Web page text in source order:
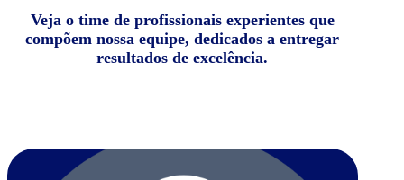
Veja o time de profissionais experientes que
compõem nossa equipe, dedicados a entregar
resultados de excelência.